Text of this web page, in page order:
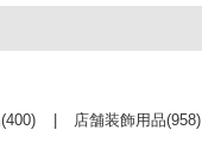
(400) 店舗装飾用品(958)